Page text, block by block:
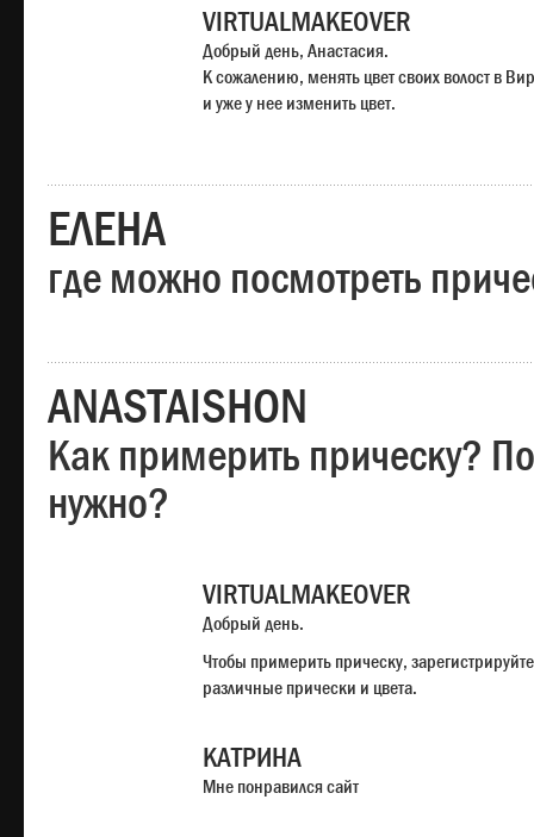
VIRTUALMAKEOVER
Добрый день, Анастасия.
К сожалению, менять цвет своих волост в
и уже у нее изменить цвет.
ЕЛЕНА
где можно посмотреть
ANASTAISHON
Как примерить прическу?
нужно?
VIRTUALMAKEOVER
Добрый день.
Чтобы примерить прическу,
различные прически и цвета.
КАТРИНА
Мне понравился сайт